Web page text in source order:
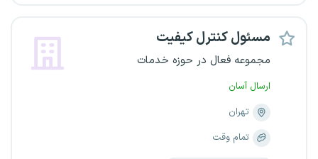
مسئول کنترل کیفیت
مجموعه فعال در حوزه خدمات
ارسال آسان
تهران
تمام وقت